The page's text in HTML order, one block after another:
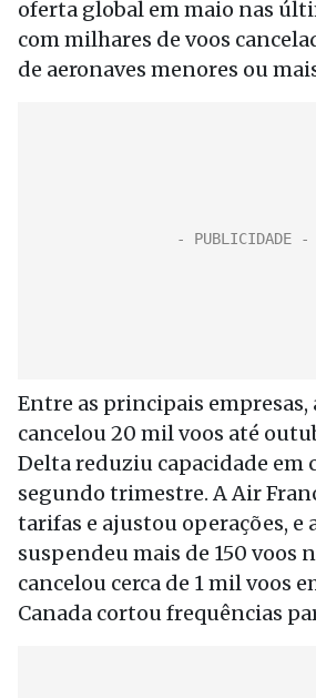
oferta global em maio nas
com milhares de voos
de aeronaves menores ou
Entre as principais empresas,
cancelou 20 mil voos até
Delta reduziu capacidade em
segundo trimestre. A Air
tarifas e ajustou operações, e
suspendeu mais de 150 voos
cancelou cerca de 1 mil voos
Canada cortou frequências